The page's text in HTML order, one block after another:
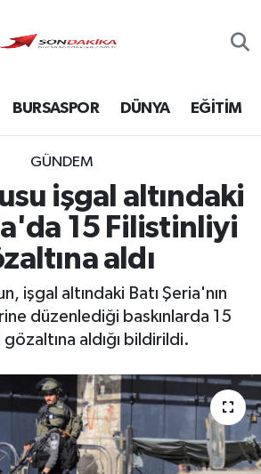
BURSASPOR DÜNYA EĞİTİM
GÜNDEM
işgal altındaki
15 Filistinliyi
aldı
işgal altındaki Batı Şeria'nın
düzenlediği baskınlarda 15
gözaltına aldığı bildirildi.